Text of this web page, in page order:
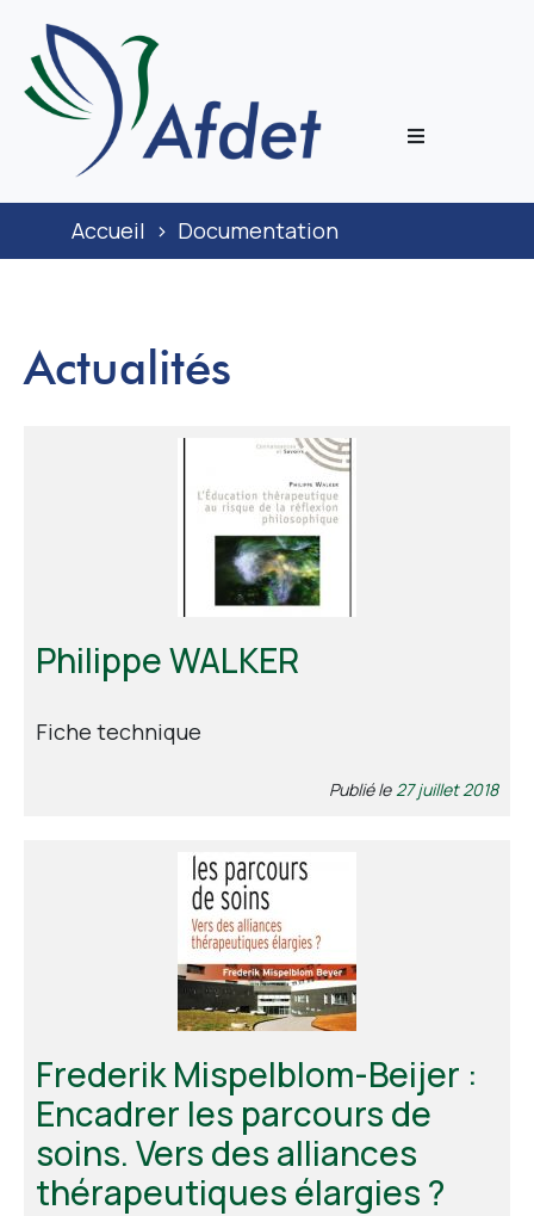
Accueil > Documentation
Actualités
Philippe WALKER
Fiche technique
Publié le 27 juillet 2018
Frederik Mispelblom-Beijer :
Encadrer les parcours de
soins. Vers des alliances
thérapeutiques élargies ?